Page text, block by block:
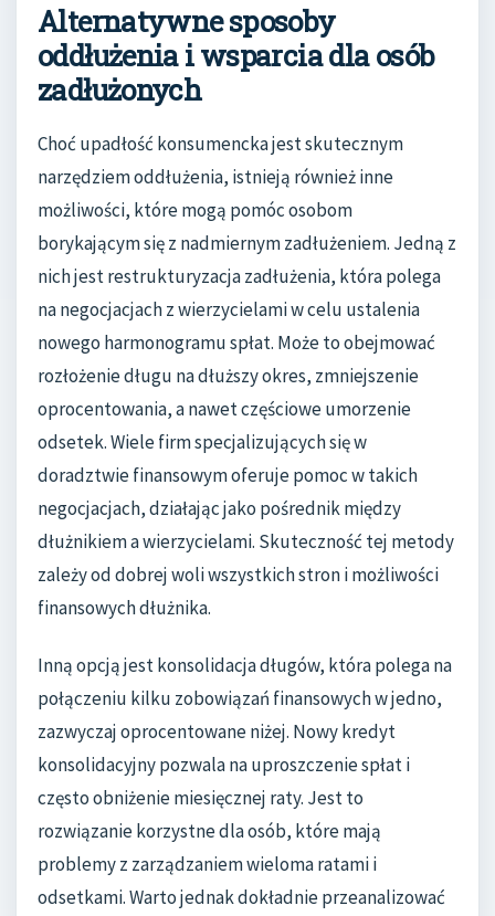
Alternatywne sposoby
oddłużenia i wsparcia dla osób
zadłużonych
Choć upadłość konsumencka jest skutecznym
narzędziem oddłużenia, istnieją również inne
możliwości, które mogą pomóc osobom
borykającym się z nadmiernym zadłużeniem. Jedną z
nich jest restrukturyzacja zadłużenia, która polega
na negocjacjach z wierzycielami w celu ustalenia
nowego harmonogramu spłat. Może to obejmować
rozłożenie długu na dłuższy okres, zmniejszenie
oprocentowania, a nawet częściowe umorzenie
odsetek. Wiele firm specjalizujących się w
doradztwie finansowym oferuje pomoc w takich
negocjacjach, działając jako pośrednik między
dłużnikiem a wierzycielami. Skuteczność tej metody
zależy od dobrej woli wszystkich stron i możliwości
finansowych dłużnika.
Inną opcją jest konsolidacja długów, która polega na
połączeniu kilku zobowiązań finansowych w jedno,
zazwyczaj oprocentowane niżej. Nowy kredyt
konsolidacyjny pozwala na uproszczenie spłat i
często obniżenie miesięcznej raty. Jest to
rozwiązanie korzystne dla osób, które mają
problemy z zarządzaniem wieloma ratami i
odsetkami. Warto jednak dokładnie przeanalizować